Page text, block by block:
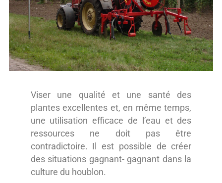
Viser une qualité et une santé des
plantes excellentes et, en même temps,
une utilisation efficace de l’eau et des
ressources ne doit pas être
contradictoire. Il est possible de créer
des situations gagnant- gagnant dans la
culture du houblon.